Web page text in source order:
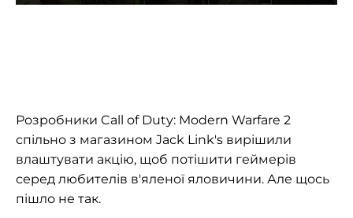
Розробники Call of Duty: Modern Warfare 2
спільно з магазином Jack Link's вирішили
влаштувати акцію, щоб потішити геймерів
серед любителів в'яленої яловичини. Але щось
пішло не так.